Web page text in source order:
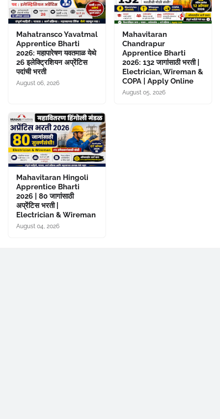
Mahatransco Yavatmal
Apprentice Bharti
2026: महापारेषण यवतमाळ येथे
26 इलेक्ट्रिशियन अप्रेंटिस
पदांची भरती
August 06, 2026
Mahavitaran
Chandrapur
Apprentice Bharti
2026: 132 जागांसाठी भरती |
Electrician, Wireman &
COPA | Apply Online
August 05, 2026
Mahavitaran Hingoli
Apprentice Bharti
2026 | 80 जागांसाठी
अप्रेंटिस भरती |
Electrician & Wireman
August 04, 2026